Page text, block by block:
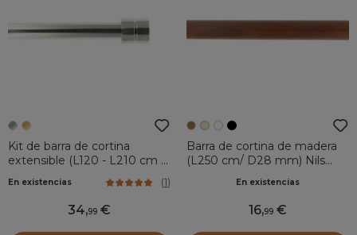
Kit de barra de cortina
extensible (L120 - L210 cm /
En existencias (1)
34,99
Barra de cortina de madera
(L250 cm/ D28 mm) Nils
En existencias
16,99